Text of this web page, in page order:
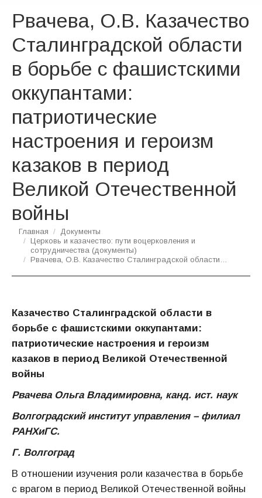
Рвачева, О.В. Казачество
Сталинградской области
в борьбе с фашистскими
оккупантами:
патриотические
настроения и героизм
казаков в период
Великой Отечественной
войны
Вы здесь:
Главная
Документы
Церковь и казачество: пути воцерковления и
сотрудничества (документы)
Рвачева, О.В. Казачество Сталинградской области…
Казачество Сталинградской области в
борьбе с фашистскими оккупантами:
патриотические настроения и героизм
казаков в период Великой Отечественной
войны
Рвачева Ольга Владимировна, канд. ист. наук
Волгоградский институт управления – филиал
РАНХиГС.
Г. Волгоград
В отношении изучения роли казачества в борьбе
с врагом в период Великой Отечественной войны